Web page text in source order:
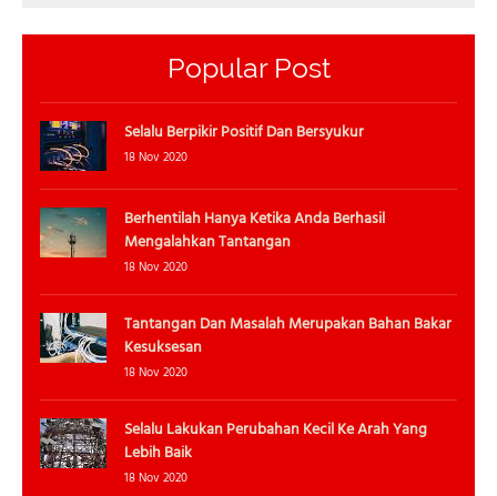
Popular Post
Selalu Berpikir Positif Dan Bersyukur
18 Nov 2020
Berhentilah Hanya Ketika Anda Berhasil
Mengalahkan Tantangan
18 Nov 2020
Tantangan Dan Masalah Merupakan Bahan Bakar
Kesuksesan
18 Nov 2020
Selalu Lakukan Perubahan Kecil Ke Arah Yang
Lebih Baik
18 Nov 2020